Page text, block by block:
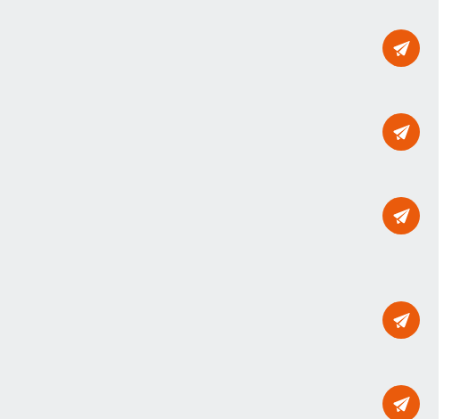
Mailto
Mailto
Mailto
Mailto
Mailto